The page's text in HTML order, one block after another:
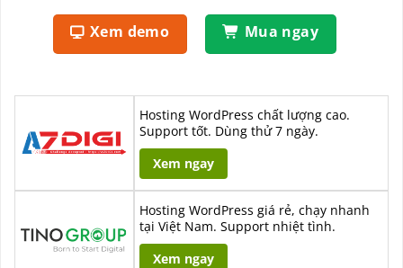
là:
2.100.000 ₫.
tại
là:
Xem demo Mua ngay
Hosting WordPress chất lượng cao.
Support tốt. Dùng thử 7 ngày.
Xem ngay
Hosting WordPress giá rẻ, chạy nhanh
tại Việt Nam. Support nhiệt tình.
Xem ngay